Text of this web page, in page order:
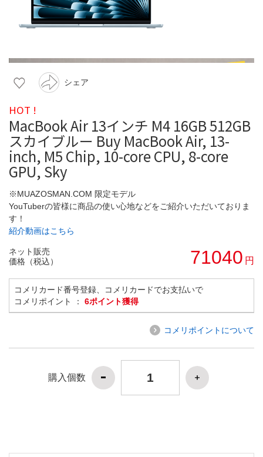
シェア
HOT !
MacBook Air 13インチ M4 16GB 512GB
スカイブルー Buy MacBook Air, 13-
inch, M5 Chip, 10-core CPU, 8-core
GPU, Sky
※MUAZOSMAN.COM 限定モデル
YouTuberの皆様に商品の使い心地などをご紹介いただいておりま
す！
紹介動画はこちら
ネット販売
価格（税込）
71040 円
コメリカード番号登録、コメリカードでお支払いで
コメリポイント ： 6ポイント獲得
コメリポイントについて
購入個数